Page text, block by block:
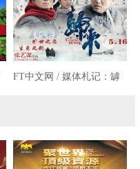
当人
FT中文网 / 媒体札记：罅